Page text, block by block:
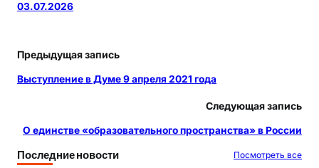
03.07.2026
Предыдущая запись
Выступление в Думе 9 апреля 2021 года
Следующая запись
О единстве «образовательного пространства» в России
Последние новости Посмотреть все